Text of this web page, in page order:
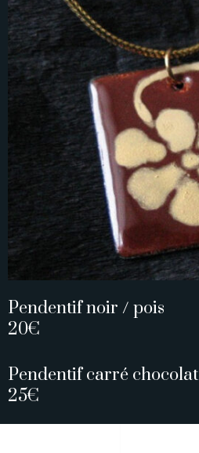
Pendentif noir / pois
20€
Pendentif carré chocolat
25€